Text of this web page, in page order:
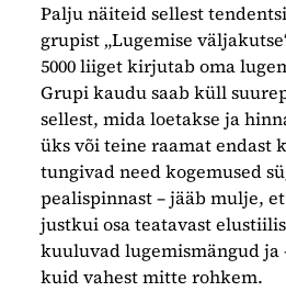
Palju näiteid sellest
grupist „Lugemise
5000 liiget kirjutab oma
Grupi kaudu saab küll
sellest, mida loetakse ja
üks või teine raamat endast
tungivad need kogemused
pealispinnast – jääb mulje,
justkui osa teatavast
kuuluvad lugemismängud ja
kuid vahest mitte rohkem.